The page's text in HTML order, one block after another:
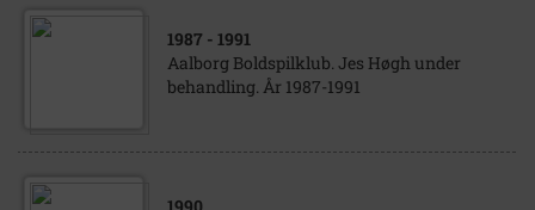
1987 - 1991
Aalborg Boldspilklub. Jes Høgh under
behandling. År 1987-1991